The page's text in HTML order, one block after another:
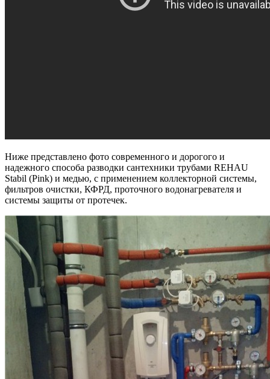
Ниже представлено фото современного и дорогого и
надежного способа разводки сантехники трубами REHAU
Stabil (Pink) и медью, с применением коллекторной системы,
фильтров очистки, КФРД, проточного водонагревателя и
системы защиты от протечек.